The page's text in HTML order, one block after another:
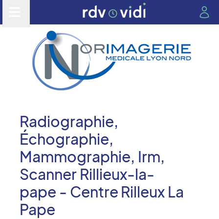
Radiographie,
Échographie,
Mammographie, Irm,
Scanner Rillieux-la-
pape - Centre Rilleux La
Pape